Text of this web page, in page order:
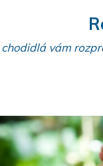
chodidlá vám